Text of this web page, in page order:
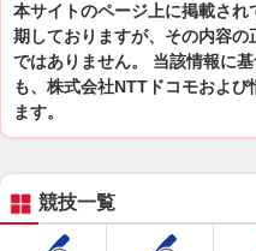
本サイトのページ上に掲載さ
期しておりますが、その内容
ではありません。 当該情報に
も、株式会社NTTドコモおよ
ます。
競技一覧